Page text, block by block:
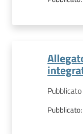
Pubblicato: